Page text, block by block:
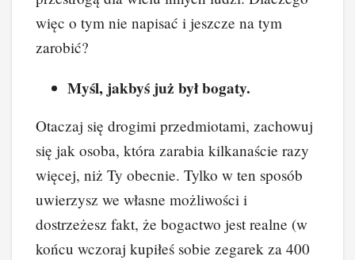
więc o tym nie napisać i jeszcze na tym
zarobić?
Myśl, jakbyś już był bogaty.
Otaczaj się drogimi przedmiotami, zachowuj
się jak osoba, która zarabia kilkanaście razy
więcej, niż Ty obecnie. Tylko w ten sposób
uwierzysz we własne możliwości i
dostrzeżesz fakt, że bogactwo jest realne (w
końcu wczoraj kupiłeś sobie zegarek za 400